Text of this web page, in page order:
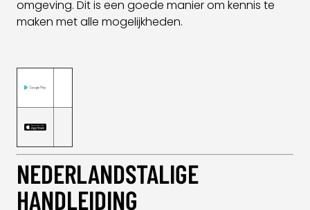
omgeving. Dit is een goede manier om kennis te
maken met alle mogelijkheden.
NEDERLANDSTALIGE
HANDLEIDING